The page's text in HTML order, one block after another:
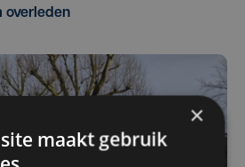
overleden
×
maakt gebruik